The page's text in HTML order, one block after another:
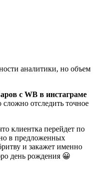
аналитики, но объем
с WB в инстаграме
отследить точное
клиентка перейдет по
в предложенных
и закажет именно
день рождения 😀